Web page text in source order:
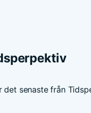
det senaste från